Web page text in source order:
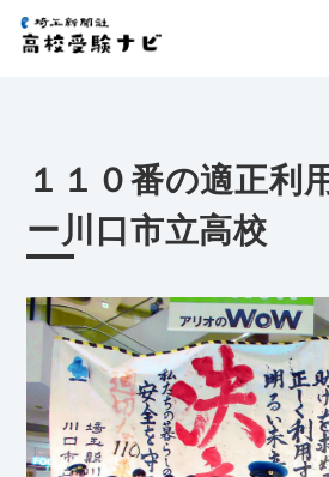
１１０番の適正利
ー川口市立高校